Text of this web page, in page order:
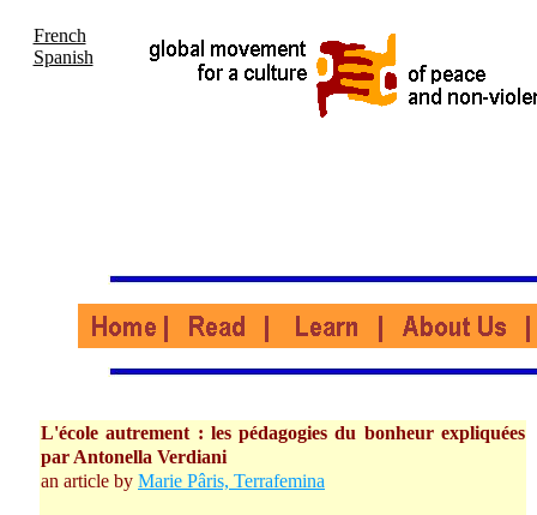
French
Spanish
L'école autrement : les pédagogies du bonheur expliquées
par Antonella Verdiani
an article by Marie Pâris, Terrafemina